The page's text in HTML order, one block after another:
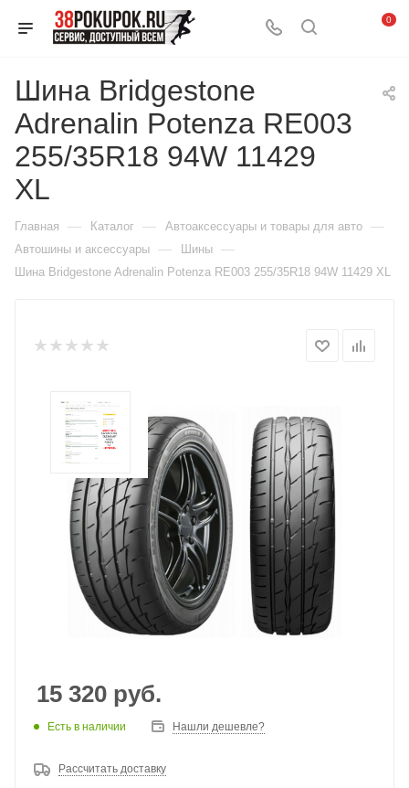
0
Шина Bridgestone
Adrenalin Potenza RE003
255/35R18 94W 11429
XL
Главная — Каталог — Автоаксессуары и товары для авто —
Автошины и аксессуары — Шины —
Шина Bridgestone Adrenalin Potenza RE003 255/35R18 94W 11429 XL
15 320 руб.
Есть в наличии Нашли дешевле?
Рассчитать доставку